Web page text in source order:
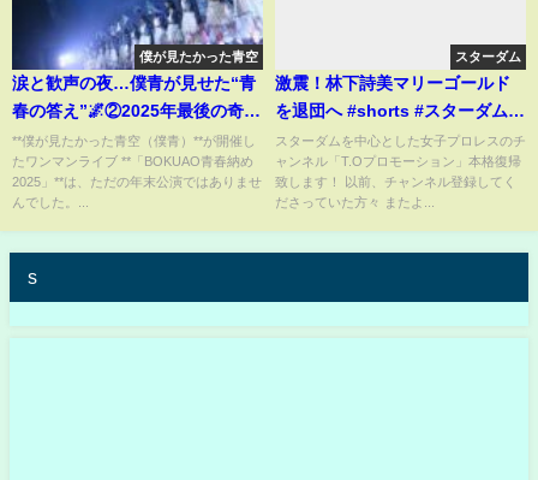
僕が見たかった青空
涙と歓声の夜…僕青が見せた“青
春の答え”🌌②2025年最後の奇跡
｜僕が見たかった青空、未来へ
羽ばたく瞬間✨#僕が見たかった
青空#僕青#BOKUAO#青春納め
**僕が見たかった青空（僕青）**が開催し
たワンマンライブ **「BOKUAO青春納め
2025」**は、ただの年末公演ではありませ
んでした。...
スターダム
激震！林下詩美マリーゴールド
を退団へ #shorts #スターダム
#stardom #プロレス #女子プロ
レス #格闘技 #マリーゴールド
#pw_mg #ロッシー小川 #退団 #
スターダムを中心とした女子プロレスのチ
ャンネル「T.Oプロモーション」本格復帰
致します！ 以前、チャンネル登録してく
ださっていた方々 またよ...
s